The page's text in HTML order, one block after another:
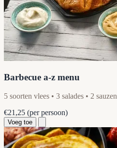
Barbecue a-z menu
5 soorten vlees • 3 salades • 2 sauzen
€21,25 (per persoon)
Voeg toe